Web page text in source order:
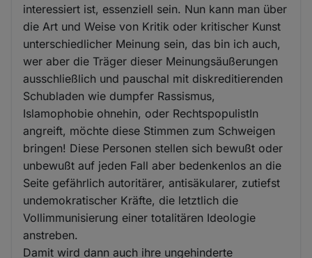
interessiert ist, essenziell sein. Nun kann man über
die Art und Weise von Kritik oder kritischer Kunst
unterschiedlicher Meinung sein, das bin ich auch,
wer aber die Träger dieser Meinungsäußerungen
ausschließlich und pauschal mit diskreditierenden
Schubladen wie dumpfer Rassismus,
Islamophobie ohnehin, oder RechtspopulistIn
angreift, möchte diese Stimmen zum Schweigen
bringen! Diese Personen stellen sich bewußt oder
unbewußt auf jeden Fall aber bedenkenlos an die
Seite gefährlich autoritärer, antisäkularer, zutiefst
undemokratischer Kräfte, die letztlich die
Vollimmunisierung einer totalitären Ideologie
anstreben.
Damit wird dann auch ihre ungehinderte